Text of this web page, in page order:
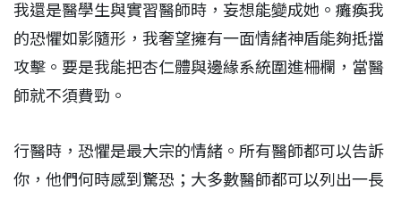
我還是醫學生與實習醫師時，妄想能變成她。癱瘓我
的恐懼如影隨形，我奢望擁有一面情緒神盾能夠抵擋
攻擊。要是我能把杏仁體與邊緣系統圍進柵欄，當醫
師就不須費勁。
行醫時，恐懼是最大宗的情緒。所有醫師都可以告訴
你，他們何時感到驚恐；大多數醫師都可以列出一長